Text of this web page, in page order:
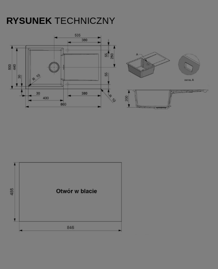
RYSUNEK TECHNICZNY